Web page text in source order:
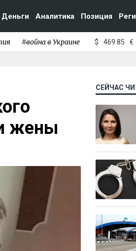
Деньги Аналитика Позиция
#война в Украине $ 469.85 €
жены
СЕЙЧАС